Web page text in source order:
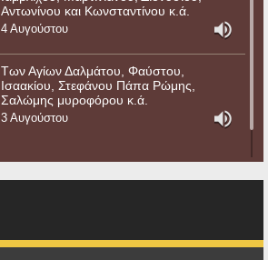
Αντωνίνου και Κωνσταντίνου κ.ά.
4 Αυγούστου
Των Αγίων Δαλμάτου, Φαύστου,
Ισαακίου, Στεφάνου Πάπα Ρώμης,
Σαλώμης μυροφόρου κ.ά.
3 Αυγούστου